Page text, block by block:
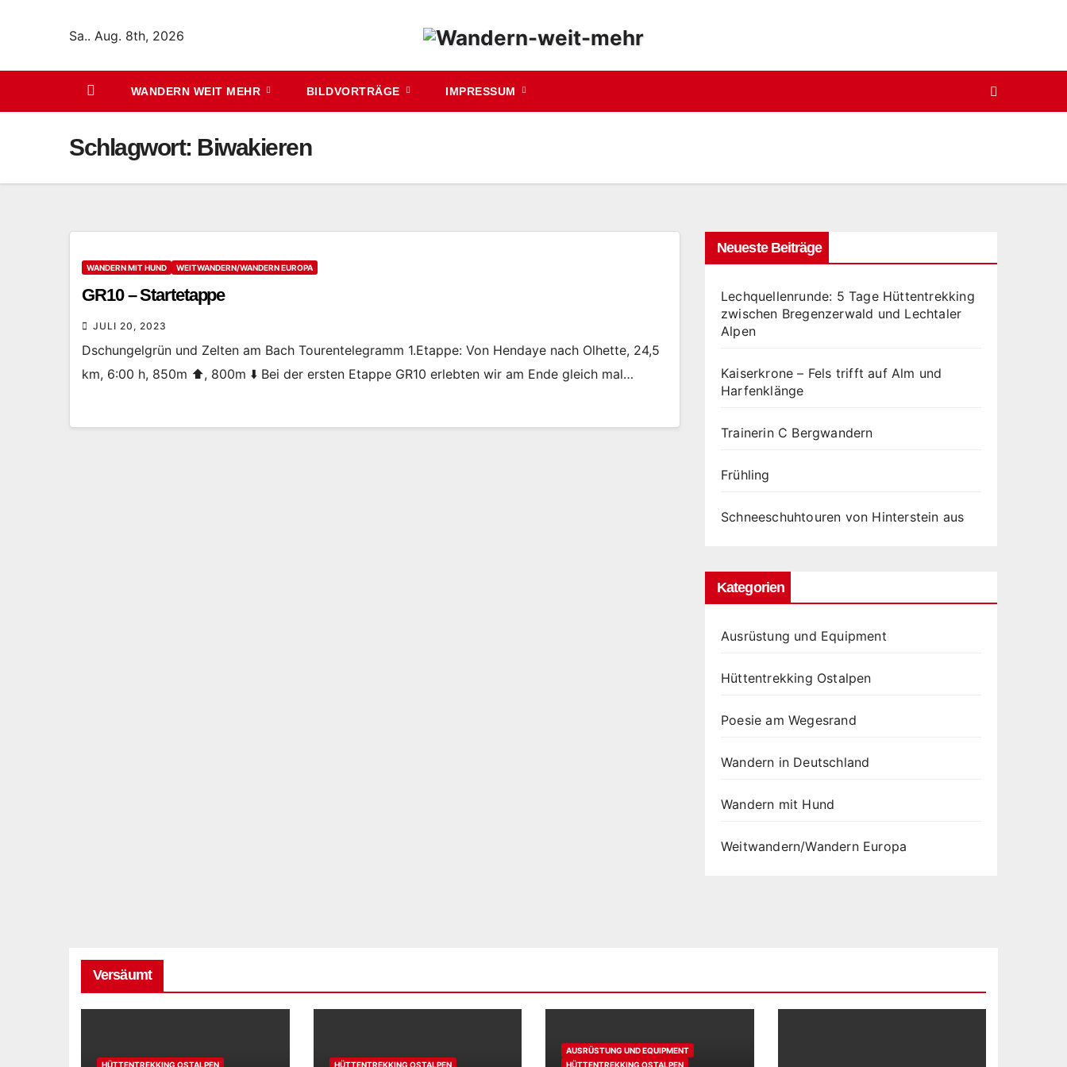
Sa.. Aug. 8th, 2026
WANDERN WEIT MEHR BILDVORTRÄGE IMPRESSUM
Schlagwort: Biwakieren
WANDERN MIT HUND WEITWANDERN/WANDERN EUROPA
GR10 – Startetappe
JULI 20, 2023
Dschungelgrün und Zelten am Bach Tourentelegramm 1.Etappe: Von Hendaye nach Olhette, 24,5
km, 6:00 h, 850m ⬆️, 800m ⬇️ Bei der ersten Etappe GR10 erlebten wir am Ende gleich mal…
Neueste Beiträge
Lechquellenrunde: 5 Tage Hüttentrekking
zwischen Bregenzerwald und Lechtaler
Alpen
Kaiserkrone – Fels trifft auf Alm und
Harfenklänge
Trainerin C Bergwandern
Frühling
Schneeschuhtouren von Hinterstein aus
Kategorien
Ausrüstung und Equipment
Hüttentrekking Ostalpen
Poesie am Wegesrand
Wandern in Deutschland
Wandern mit Hund
Weitwandern/Wandern Europa
Versäumt
HÜTTENTREKKING OSTALPEN HÜTTENTREKKING OSTALPEN
AUSRÜSTUNG UND EQUIPMENT
HÜTTENTREKKING OSTALPEN